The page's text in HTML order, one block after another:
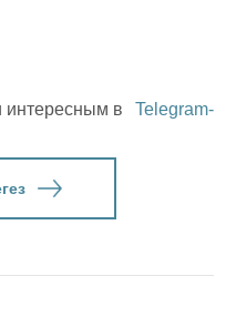
в
Telegram-